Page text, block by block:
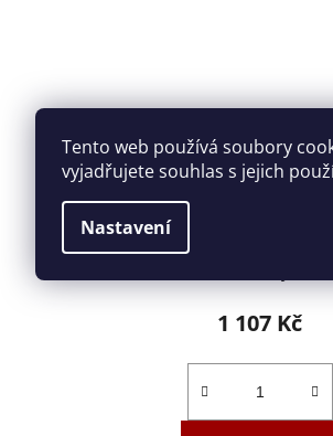
Tento web používá soubory
vyjadřujete souhlas s jejich
Nastavení
Vratidlo 3/4" 500mm
1 107 Kč